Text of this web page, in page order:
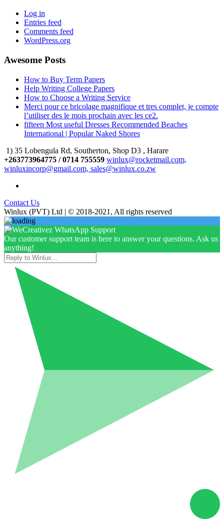
Log in
Entries feed
Comments feed
WordPress.org
Awesome Posts
How to Buy Term Papers
Help Writing College Papers
How to Choose a Writing Service
Merci pour ce bricolage magnifique et tres complet, je compte
l’utiliser des le mois prochain avec les ce2.
fifteen Most useful Dresses Recommended Beaches
International | Popular Naked Shores
1) 35 Lobengula Rd, Southerton, Shop D3 , Harare
+263773964775 / 0714 755559 winlux@rocketmail.com,
winluxincorp@gmail.com, sales@winlux.co.zw
Contact Us
Winlux (PVT) Ltd | © 2018-2021, All rights reserved
Our customer support team is here to answer your questions. Ask us
anything!